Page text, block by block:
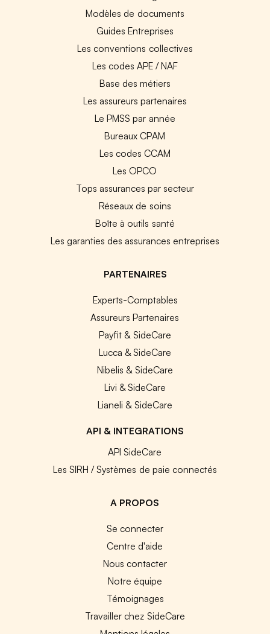
Modèles de documents
Guides Entreprises
Les conventions collectives
Les codes APE / NAF
Base des métiers
Les assureurs partenaires
Le PMSS par année
Bureaux CPAM
Les codes CCAM
Les OPCO
Tops assurances par secteur
Réseaux de soins
Boîte à outils santé
Les garanties des assurances entreprises
PARTENAIRES
Experts-Comptables
Assureurs Partenaires
Payfit & SideCare
Lucca & SideCare
Nibelis & SideCare
Livi & SideCare
Lianeli & SideCare
API & INTEGRATIONS
API SideCare
Les SIRH / Systèmes de paie connectés
A PROPOS
Se connecter
Centre d'aide
Nous contacter
Notre équipe
Témoignages
Travailler chez SideCare